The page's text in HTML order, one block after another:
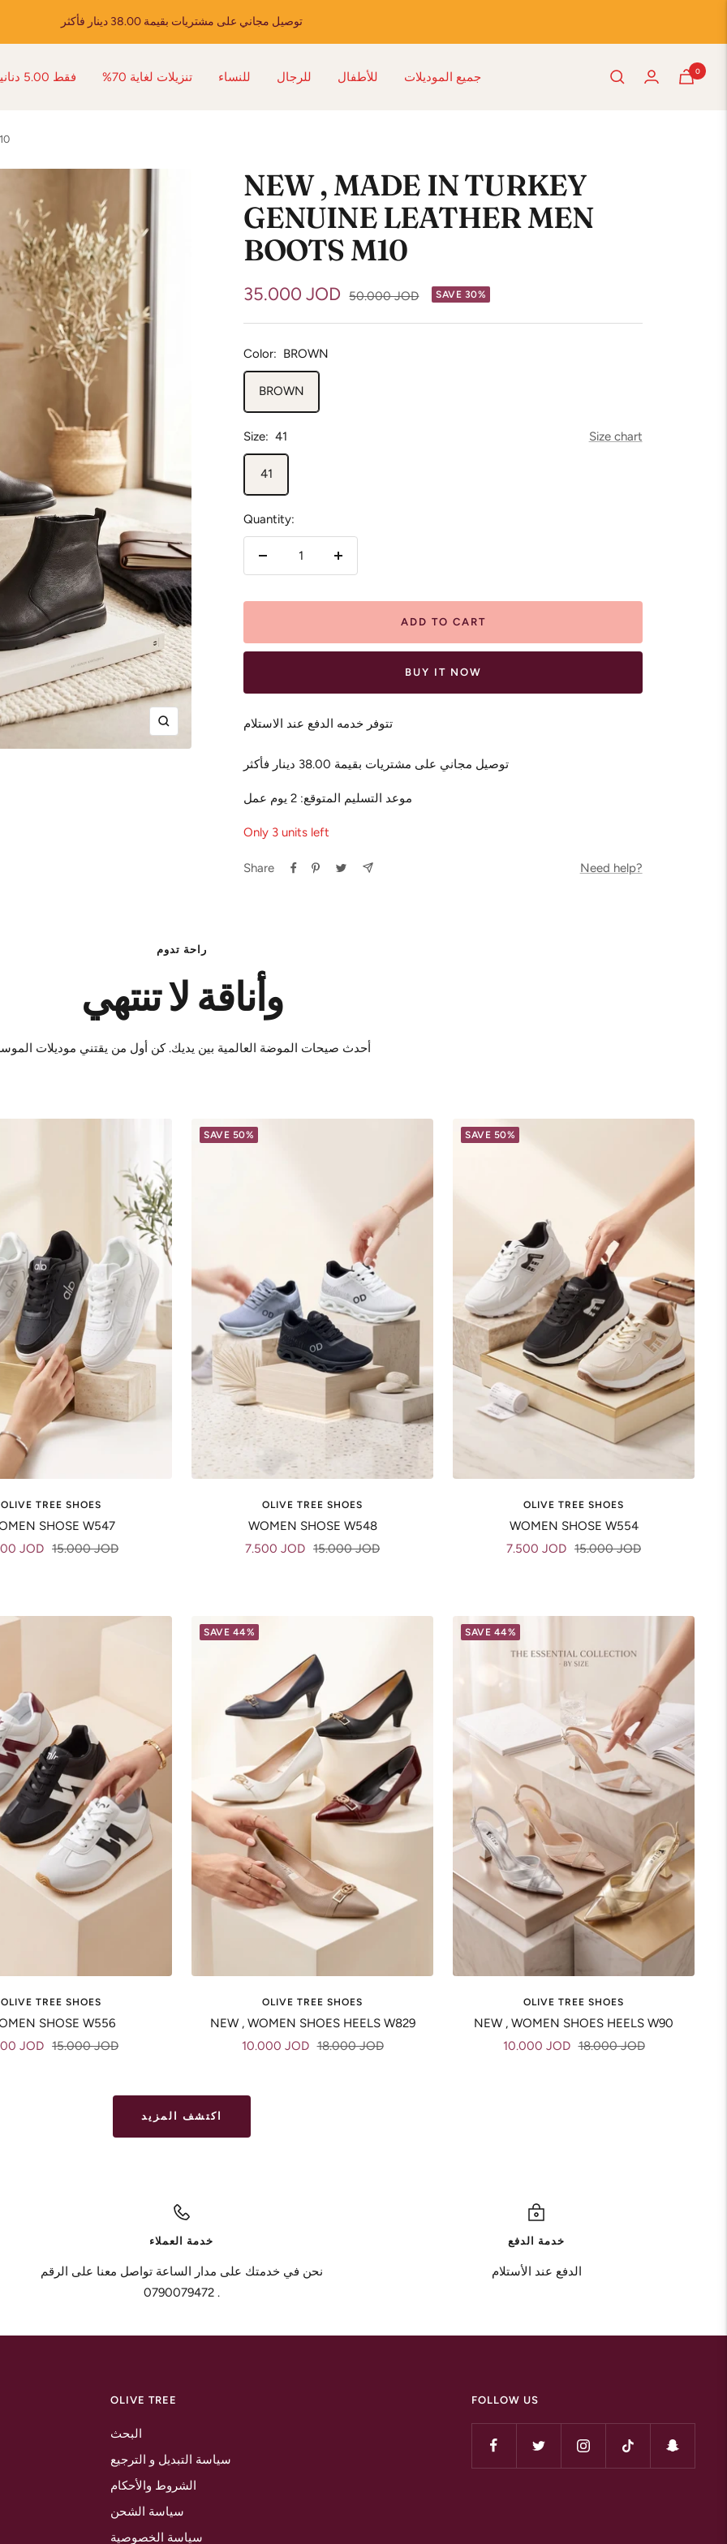
توصيل مجاني على مشتريات بقيمة 38.00 دينار فأكثر
فقط 5.00 دنانير %70 تنزيلات لغاية للنساء للرجال للأطفال جميع الموديلات 0
Zoom
NEW , MADE IN TURKEY
GENUINE LEATHER MEN
BOOTS M10
Sale
price
35.000 JOD
Regular
50.000 JOD SAVE 30%
Color: BROWN
BROWN
Size: 41 Size chart
41
Quantity:
Decrease
Increase
ADD TO CART
BUY IT NOW
تتوفر خدمه الدفع عند الاستلام
توصيل مجاني على مشتريات بقيمة 38.00 دينار فأكثر
Only 3 units left
Share Need help?
راحة تدوم
وأناقة لا تنتهي
أحدث صيحات الموضة العالمية بين يديك. كن أول من يقتني موديلات
OLIVE TREE SHOES
SHOSE W547
JOD Regular
15.000 JOD
SAVE 50%
OLIVE TREE SHOES
WOMEN SHOSE W548
Sale
7.500 JOD Regular
15.000 JOD
SAVE 50%
OLIVE TREE SHOES
WOMEN SHOSE W554
Sale
7.500 JOD Regular
15.000 JOD
OLIVE TREE SHOES
SHOSE W556
JOD Regular
15.000 JOD
SAVE 44%
OLIVE TREE SHOES
NEW , WOMEN SHOES HEELS W829
Sale
10.000 JOD Regular
18.000 JOD
SAVE 44%
OLIVE TREE SHOES
NEW , WOMEN SHOES HEELS W90
Sale
10.000 JOD Regular
18.000 JOD
اكتشف المزيد
خدمة العملاء
نحن في خدمتك على مدار الساعة تواصل معنا على الرقم
0790079472 .
خدمة الدفع
الدفع عند الأستلام
OLIVE TREE
البحث
سياسة التبديل و الترجيع
الشروط والأحكام
سياسة الشحن
سياسة الخصوصية
FOLLOW US